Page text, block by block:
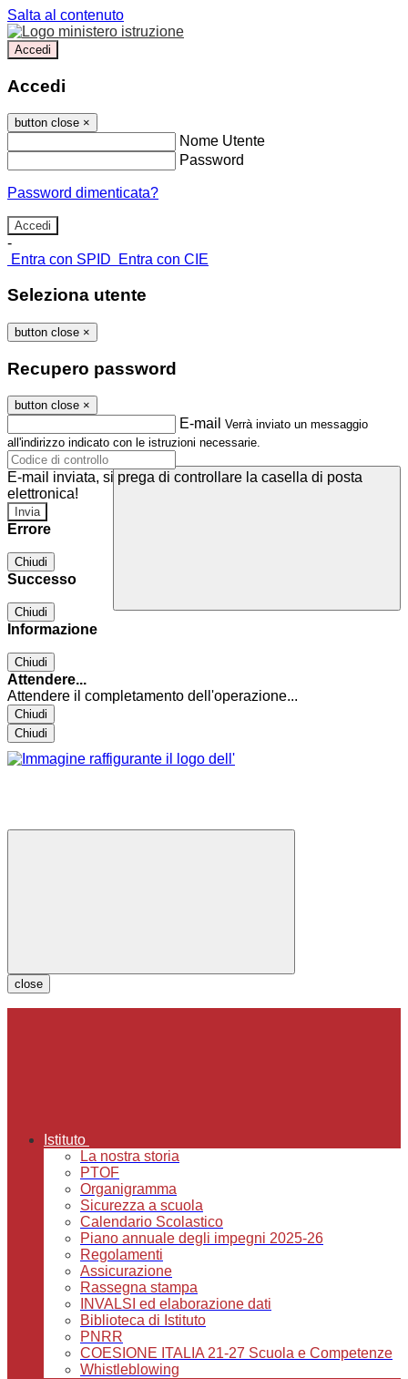
Salta al contenuto
Accedi
Accedi
button close ×
Nome Utente
Password
Password dimenticata?
-
Entra con SPID
Entra con CIE
Seleziona utente
button close ×
Recupero password
button close ×
E-mail Verrà inviato un messaggio
all'indirizzo indicato con le istruzioni necessarie.
E-mail inviata, si prega di controllare la casella di posta
elettronica!
Errore
Chiudi
Successo
Chiudi
Informazione
Chiudi
Attendere...
Attendere il completamento dell'operazione...
Chiudi
Chiudi
close
Istituto
La nostra storia
PTOF
Organigramma
Sicurezza a scuola
Calendario Scolastico
Piano annuale degli impegni 2025-26
Regolamenti
Assicurazione
Rassegna stampa
INVALSI ed elaborazione dati
Biblioteca di Istituto
PNRR
COESIONE ITALIA 21-27 Scuola e Competenze
Whistleblowing